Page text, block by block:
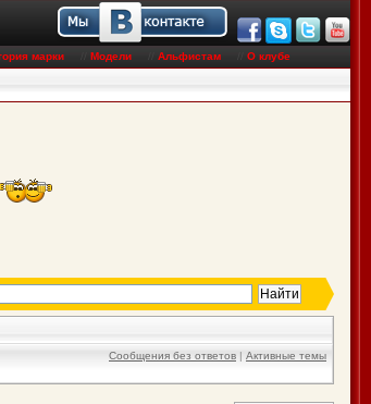
марки Модели Альфистам О клубе
Сообщения без ответов | Активные темы